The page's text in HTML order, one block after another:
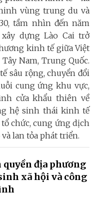
vùng trung du và
tầm nhìn đến năm
dựng Lào Cai trở
kinh tế giữa Việt
Nam, Trung Quốc.
sâu rộng, chuyển đổi
cung ứng khu vực,
cửa khẩu thiên về
hệ sinh thái kinh tế
chức, cung ứng dịch
lan tỏa phát triển.
địa phương
xã hội và công